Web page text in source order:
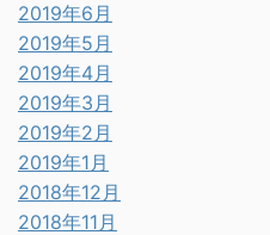
2019年6月
2019年5月
2019年4月
2019年3月
2019年2月
2019年1月
2018年12月
2018年11月